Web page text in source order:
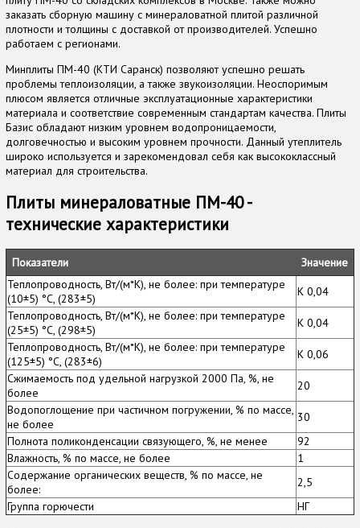
заказать сборную машину с минераловатной плитой различной
плотности и толщины с доставкой от производителей. Успешно
работаем с регионами.
Минплиты ПМ-40 (КТИ Саранск) позволяют успешно решать
проблемы теплоизоляции, а также звукоизоляции. Неоспоримым
плюсом является отличные эксплуатационные характеристики
материала и соответствие современным стандартам качества. Плиты
Базис обладают низким уровнем водопроницаемости,
долговечностью и высоким уровнем прочности. Данный утеплитель
широко используется и зарекомендовал себя как высококлассный
материал для строительства.
Плиты минераловатные ПМ-40 -
технические характеристики
Показатели
Значение
Теплопроводность, Вт/(м*К), не более: при температуре
(10±5) °С, (283±5)
К 0,04
Теплопроводность, Вт/(м*К), не более: при температуре
(25±5) °С, (298±5)
К 0,04
Теплопроводность, Вт/(м*К), не более: при температуре
(125±5) °С, (283±6)
К 0,06
Сжимаемость под удельной нагрузкой 2000 Па, %, не
более
20
Водопоглощение при частичном погружении, % по массе,
не более
30
Полнота поликонденсации связующего, %, не менее
92
Влажность, % по массе, не более
1
Содержание органических веществ, % по массе, не
более:
2,5
Группа горючести
НГ